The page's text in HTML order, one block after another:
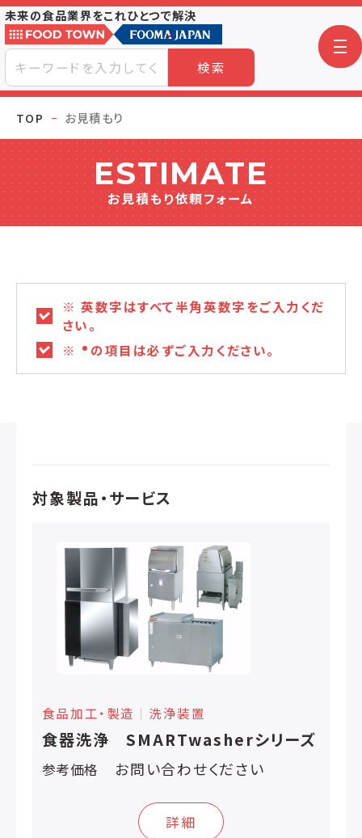
未来の食品業界をこれひとつで解決
検索
TOP お見積もり
ESTIMATE
お見積もり依頼フォーム
※ 英数字はすべて半角英数字をご入力くだ
さい。
※ の項目は必ずご入力ください。
対象製品・サービス
食品加工・製造 │ 洗浄装置
食器洗浄 SMARTwasherシリーズ
参考価格 お問い合わせください
詳細